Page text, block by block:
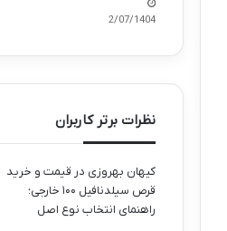
22/07/1404
نظرات برتر کاربران
کیهان بهروزی در قیمت و خرید
قرص سیلدنافیل ۱۰۰ خارجی؛
راهنمای انتخاب نوع اصل